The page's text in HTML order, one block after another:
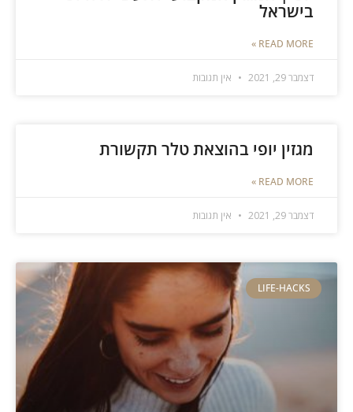
בישראל
READ MORE »
דצמבר 29, 2021 אין תגובות
מגזין יופי בהוצאת טלר תקשורת
READ MORE »
דצמבר 29, 2021 אין תגובות
LIFE-HACKS